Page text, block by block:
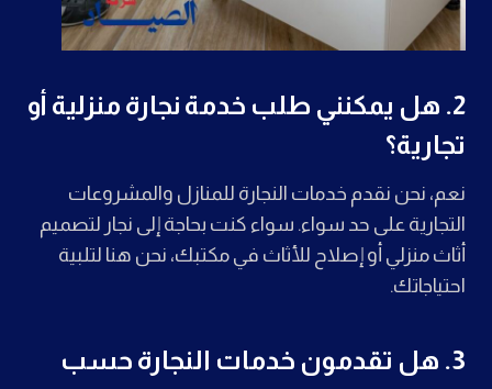
2. هل يمكنني طلب خدمة نجارة منزلية أو
تجارية؟
نعم، نحن نقدم خدمات النجارة للمنازل والمشروعات
التجارية على حد سواء. سواء كنت بحاجة إلى نجار لتصميم
أثاث منزلي أو إصلاح للأثاث في مكتبك، نحن هنا لتلبية
احتياجاتك.
3. هل تقدمون خدمات النجارة حسب